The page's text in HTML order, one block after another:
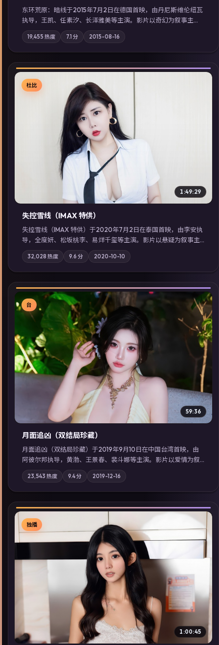
东环荒原：暗线于2015年7月2日在德国首映，由丹尼斯·维伦纽瓦
执导，王凯、任素汐、长泽雅美等主演。影片以奇幻为叙事主
轴，边境小镇的平静被一封匿名信彻底打破；摄影与配乐强化地
域气质；站内亦可通过「国产免费观看高清电视剧在线看」延展
检索同类型高分佳作，畅享高清在线追剧体验。
19,455 热度 7.1分 2015-08-16
▶
杜比
1:49:29
失控雪线（IMAX 特供）
失控雪线（IMAX 特供）于2020年7月2日在泰国首映，由李安执
导，全度妍、松坂桃李、易烊千玺等主演。影片以悬疑为叙事主
轴，旧案重提，真相与谎言在同一条时间线上交锋；摄影与配乐
强化地域气质；站内亦可通过「国产免费观看高清电视剧在线
看」延展检索同类型高分佳作，畅享高清在线追剧体验。
32,028 热度 9.6 分 2020-10-10
▶
台
59:36
月面追凶（双结局珍藏）
月面追凶（双结局珍藏）于2019年9月10日在中国台湾首映，由
阿彼尔邦执导，黄渤、王景春、裴斗娜等主演。影片以爱情为叙
事主轴，两代人的执念在暴风雨夜正面相撞；摄影与配乐强化地
域气质；站内亦可通过「国产免费观看高清电视剧在线看」延展
检索同类型高分佳作，畅享高清在线追剧体验。
23,543 热度 9.4分 2019-12-16
▶
独播
1:00:45